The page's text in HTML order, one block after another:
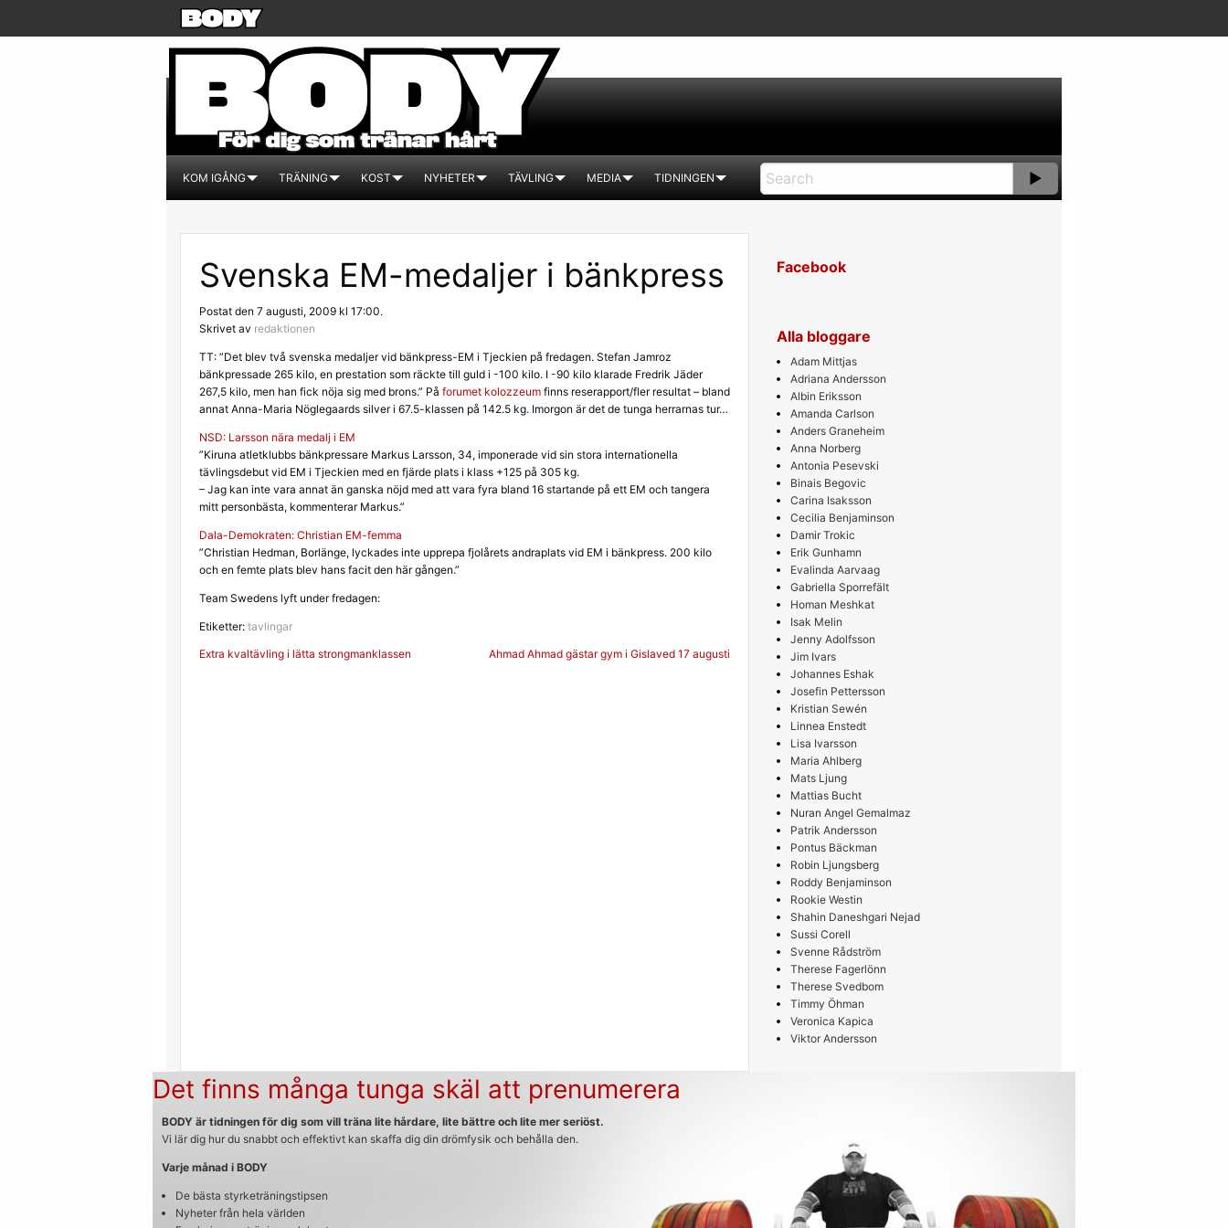
KOM IGÅNG TRÄNING KOST NYHETER TÄVLING MEDIA TIDNINGEN
Svenska EM-medaljer i bänkpress
Postat den 7 augusti, 2009 kl 17:00.
Skrivet av redaktionen
TT: ”Det blev två svenska medaljer vid bänkpress-EM i Tjeckien på fredagen. Stefan Jamroz
bänkpressade 265 kilo, en prestation som räckte till guld i -100 kilo. I -90 kilo klarade Fredrik Jäder
267,5 kilo, men han fick nöja sig med brons.” På forumet kolozzeum finns reserapport/fler resultat – bland
annat Anna-Maria Nöglegaards silver i 67.5-klassen på 142.5 kg. Imorgon är det de tunga herrarnas tur…
NSD: Larsson nära medalj i EM
”Kiruna atletklubbs bänkpressare Markus Larsson, 34, imponerade vid sin stora internationella
tävlingsdebut vid EM i Tjeckien med en fjärde plats i klass +125 på 305 kg.
– Jag kan inte vara annat än ganska nöjd med att vara fyra bland 16 startande på ett EM och tangera
mitt personbästa, kommenterar Markus.”
Dala-Demokraten: Christian EM-femma
”Christian Hedman, Borlänge, lyckades inte upprepa fjolårets andraplats vid EM i bänkpress. 200 kilo
och en femte plats blev hans facit den här gången.”
Team Swedens lyft under fredagen:
Etiketter: tavlingar
Inläggsnavigering
Extra kvaltävling i lätta strongmanklassen Ahmad Ahmad gästar gym i Gislaved 17 augusti
Facebook
Alla bloggare
Adam Mittjas
Adriana Andersson
Albin Eriksson
Amanda Carlson
Anders Graneheim
Anna Norberg
Antonia Pesevski
Binais Begovic
Carina Isaksson
Cecilia Benjaminson
Damir Trokic
Erik Gunhamn
Evalinda Aarvaag
Gabriella Sporrefält
Homan Meshkat
Isak Melin
Jenny Adolfsson
Jim Ivars
Johannes Eshak
Josefin Pettersson
Kristian Sewén
Linnea Enstedt
Lisa Ivarsson
Maria Ahlberg
Mats Ljung
Mattias Bucht
Nuran Angel Gemalmaz
Patrik Andersson
Pontus Bäckman
Robin Ljungsberg
Roddy Benjaminson
Rookie Westin
Shahin Daneshgari Nejad
Sussi Corell
Svenne Rådström
Therese Fagerlönn
Therese Svedbom
Timmy Öhman
Veronica Kapica
Viktor Andersson
Det finns många tunga skäl att prenumerera
BODY är tidningen för dig som vill träna lite hårdare, lite bättre och lite mer seriöst.
Vi lär dig hur du snabbt och effektivt kan skaffa dig din drömfysik och behålla den.
Varje månad i BODY
De bästa styrketräningstipsen
Nyheter från hela världen